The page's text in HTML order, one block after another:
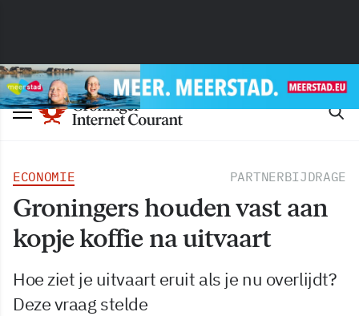
ECONOMIE PARTNERBIJDRAGE
Groningers houden vast aan
kopje koffie na uitvaart
Hoe ziet je uitvaart eruit als je nu overlijdt?
Deze vraag stelde